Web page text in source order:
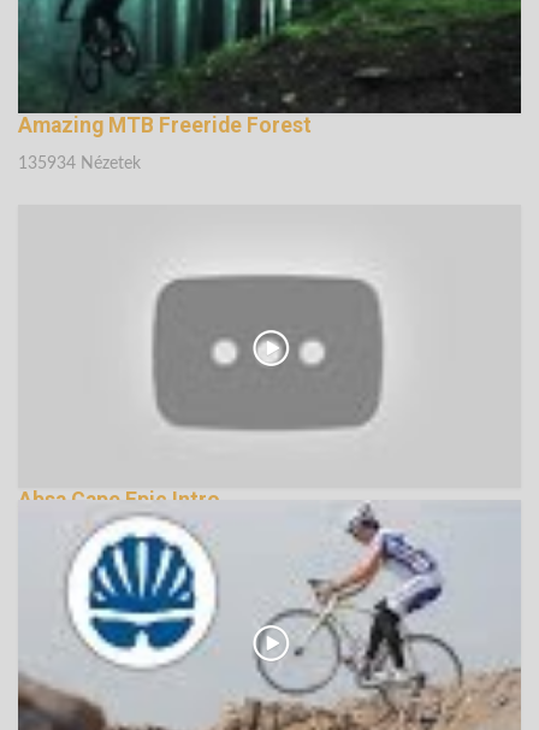
Amazing MTB Freeride Forest
135934 Nézetek
Absa Cape Epic Intro
139466 Nézetek